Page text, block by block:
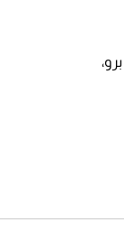
حصريًا لنخبة من الهواتف الحديثة؛ وهي: آيفون 15 برو، وآيفون 15 برو ماكس، وآيفون 16 إي، وآيفون 16، وآيفون 16 برو،